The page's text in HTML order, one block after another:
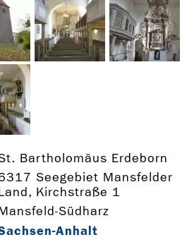
Bartholomäus Erdeborn
Seegebiet Mansfelder
Kirchstraße 1
Südharz
Anhalt